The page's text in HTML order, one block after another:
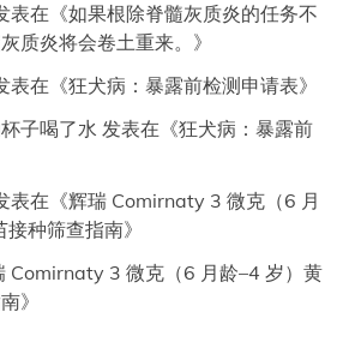
表在《如果根除脊髓灰质炎的任务不
质炎将会卷土重来。 》
表在《狂犬病：暴露前检测申请表》
子喝了水 发表在《狂犬病：暴露前
表在《辉瑞 Comirnaty 3 微克（6 月
接种筛查指南》
Comirnaty 3 微克（6 月龄–4 岁）黄
》